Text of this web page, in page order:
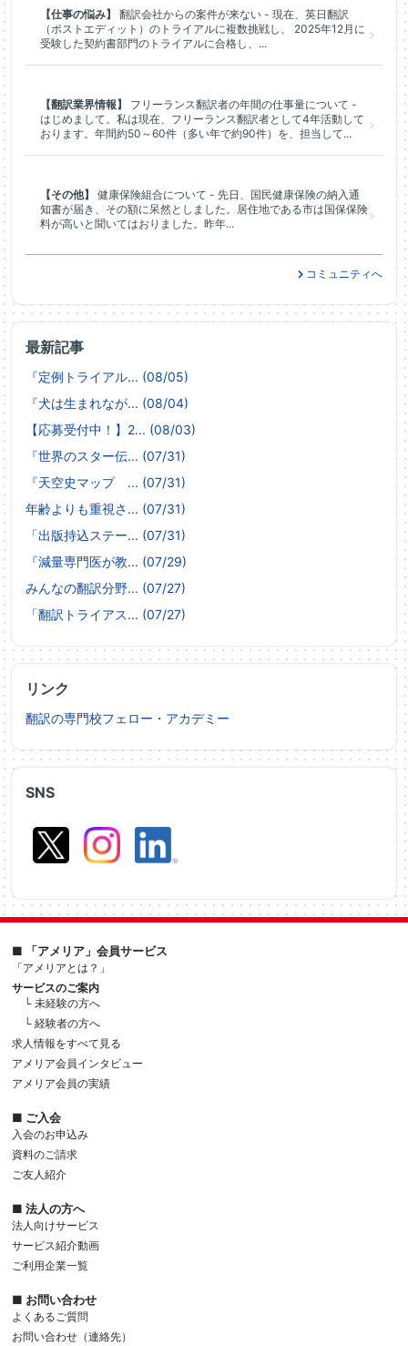
SNS
最新記事
『定例トライアル... (08/05)
『犬は生まれなが... (08/04)
【応募受付中！】2... (08/03)
『世界のスター伝... (07/31)
『天空史マップ ... (07/31)
年齢よりも重視さ... (07/31)
「出版持込ステー... (07/31)
『減量専門医が教... (07/29)
みんなの翻訳分野... (07/27)
「翻訳トライアス... (07/27)
リンク
翻訳の専門校フェロー・アカデミー
【仕事の悩み】
翻訳会社からの案件が来ない - 現在、英日翻訳
（ポストエディット）のトライアルに複数挑戦し、 2025年12月に
受験した契約書部門のトライアルに合格し、...
【翻訳業界情報】
フリーランス翻訳者の年間の仕事量について -
はじめまして。私は現在、フリーランス翻訳者として4年活動して
おります。年間約50～60件（多い年で約90件）を、担当して...
【その他】
健康保険組合について - 先日、国民健康保険の納入通
知書が届き、その額に呆然としました。居住地である市は国保保険
料が高いと聞いてはおりました。昨年...
コミュニティへ
■ 「アメリア」会員サービス
「アメリアとは？」
サービスのご案内
└ 未経験の方へ
└ 経験者の方へ
求人情報をすべて見る
アメリア会員インタビュー
アメリア会員の実績
■ ご入会
入会のお申込み
資料のご請求
ご友人紹介
■ 法人の方へ
法人向けサービス
サービス紹介動画
ご利用企業一覧
■ お問い合わせ
よくあるご質問
お問い合わせ（連絡先）